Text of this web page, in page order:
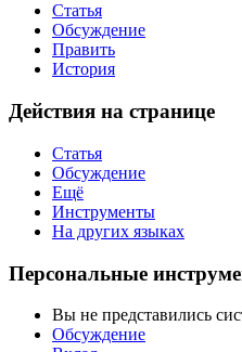
Статья
Обсуждение
Править
История
Действия на странице
Статья
Обсуждение
Ещё
Инструменты
На других языках
Персональные
Вы не представились
Обсуждение